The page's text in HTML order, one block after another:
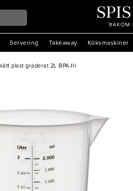
Servering Takeaway Köksmaskiner
plast graderat 2L BPA-fri